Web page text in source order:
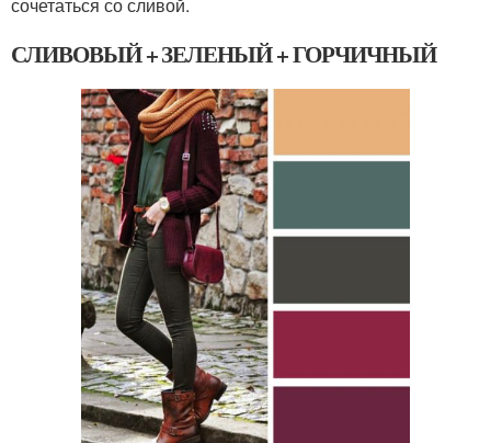
сочетаться со сливой.
СЛИВОВЫЙ + ЗЕЛЕНЫЙ + ГОРЧИЧНЫЙ